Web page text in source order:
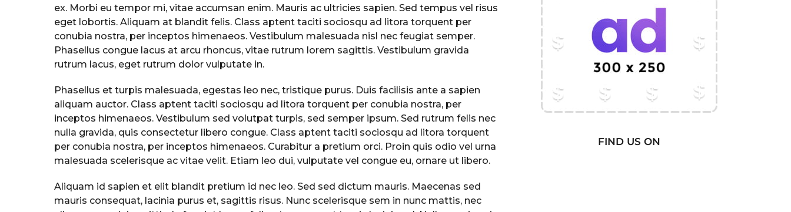
ex. Morbi eu tempor mi, vitae accumsan enim. Mauris ac ultricies sapien. Sed tempus vel risus
eget lobortis. Aliquam at blandit felis. Class aptent taciti sociosqu ad litora torquent per
conubia nostra, per inceptos himenaeos. Vestibulum malesuada nisl nec feugiat semper.
Phasellus congue lacus at arcu rhoncus, vitae rutrum lorem sagittis. Vestibulum gravida
rutrum lacus, eget rutrum dolor vulputate in.
Phasellus et turpis malesuada, egestas leo nec, tristique purus. Duis facilisis ante a sapien
aliquam auctor. Class aptent taciti sociosqu ad litora torquent per conubia nostra, per
inceptos himenaeos. Vestibulum sed volutpat turpis, sed semper ipsum. Sed rutrum felis nec
nulla gravida, quis consectetur libero congue. Class aptent taciti sociosqu ad litora torquent
per conubia nostra, per inceptos himenaeos. Curabitur a pretium orci. Proin quis odio vel urna
malesuada scelerisque ac vitae velit. Etiam leo dui, vulputate vel congue eu, ornare ut libero.
Aliquam id sapien et elit blandit pretium id nec leo. Sed sed dictum mauris. Maecenas sed
mauris consequat, lacinia purus et, sagittis risus. Nunc scelerisque sem in nunc mattis, nec
FIND US ON